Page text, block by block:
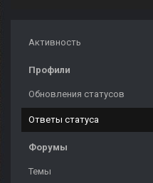
Активность
Профили
Обновления статусов
Ответы статуса
Форумы
Темы